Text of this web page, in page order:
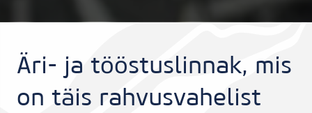
Äri- ja tööstuslinnak, mis
on täis rahvusvahelist